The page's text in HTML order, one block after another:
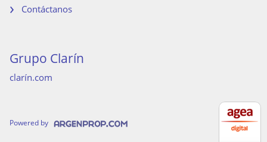
Contáctanos
Grupo Clarín
clarín.com
Powered by